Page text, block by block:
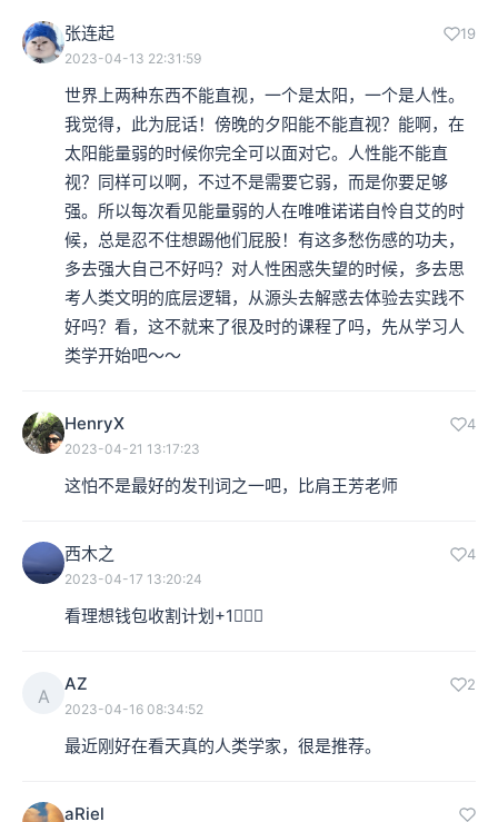
张连起 19
2023-04-13 22:31:59
世界上两种东西不能直视，一个是太阳，一个是人性。
我觉得，此为屁话！傍晚的夕阳能不能直视？能啊，在
太阳能量弱的时候你完全可以面对它。人性能不能直
视？同样可以啊，不过不是需要它弱，而是你要足够
强。所以每次看见能量弱的人在唯唯诺诺自怜自艾的时
候，总是忍不住想踢他们屁股！有这多愁伤感的功夫，
多去强大自己不好吗？对人性困惑失望的时候，多去思
考人类文明的底层逻辑，从源头去解惑去体验去实践不
好吗？看，这不就来了很及时的课程了吗，先从学习人
类学开始吧～～
HenryX 4
2023-04-21 13:17:23
这怕不是最好的发刊词之一吧，比肩王芳老师
西木之 4
2023-04-17 13:20:24
看理想钱包收割计划+1🙋🏻‍♀️
A
AZ 2
2023-04-16 08:34:52
最近刚好在看天真的人类学家，很是推荐。
aRiel